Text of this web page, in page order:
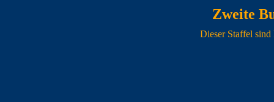
Zweite
Dieser Staffel sind